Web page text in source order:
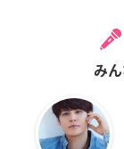
み